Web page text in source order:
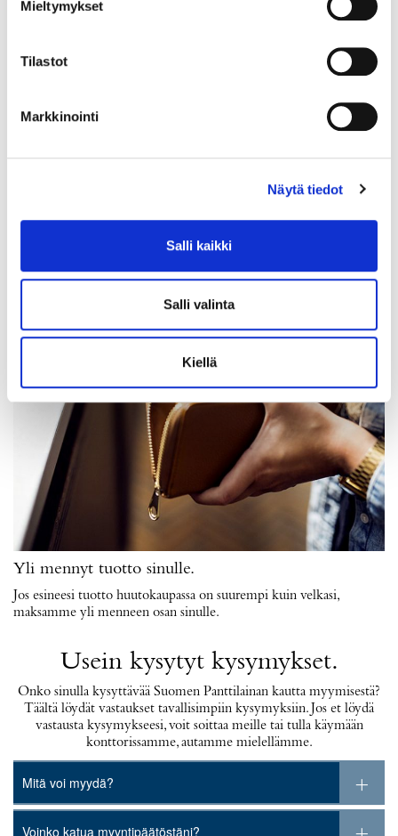
Mieltymykset
Tilastot
Markkinointi
Näytä tiedot
Salli kaikki
Salli valinta
Kiellä
lunastaa sen takaisin tai uudistaa lainasi.
Yli mennyt tuotto sinulle.
Jos esineesi tuotto huutokaupassa on suurempi kuin velkasi,
maksamme yli menneen osan sinulle.
Usein kysytyt kysymykset.
Onko sinulla kysyttävää Suomen Panttilainan kautta myymisestä?
Täältä löydät vastaukset tavallisimpiin kysymyksiin. Jos et löydä
vastausta kysymykseesi, voit soittaa meille tai tulla käymään
konttorissamme, autamme mielellämme.
Mitä voi myydä?
Voinko katua myyntipäätöstäni?